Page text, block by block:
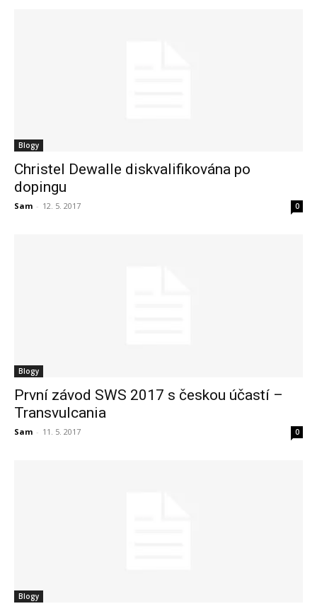
Blogy
Christel Dewalle diskvalifikována po
dopingu
Sam - 12. 5. 2017 0
Blogy
První závod SWS 2017 s českou účastí –
Transvulcania
Sam - 11. 5. 2017 0
Blogy